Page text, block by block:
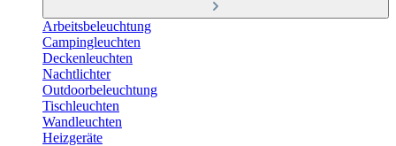
Arbeitsbeleuchtung
Campingleuchten
Deckenleuchten
Nachtlichter
Outdoorbeleuchtung
Tischleuchten
Wandleuchten
Heizgeräte